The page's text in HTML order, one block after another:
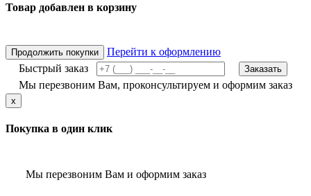
Товар добавлен в корзину
Продолжить покупки
Перейти к оформлению
Быстрый заказ
Заказать
Мы перезвоним Вам, проконсультируем и оформим заказ
x
Покупка в один клик
Мы перезвоним Вам и оформим заказ